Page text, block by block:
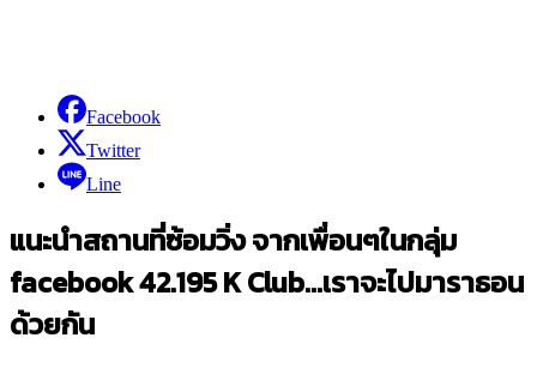
Facebook
Twitter
Line
แนะนำสถานที่ซ้อมวิ่ง จากเพื่อนๆในกลุ่ม
facebook42.195K Club…เราจะไปมาราธอน
ด้วยกัน